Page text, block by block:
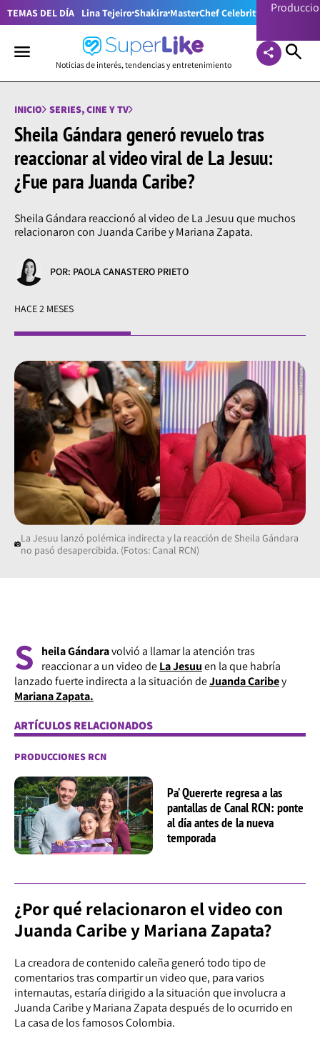
TEMAS DEL DÍA Lina TejeiroShakira MasterChef Celebrity Colombia
Noticias de interés, tendencias y entretenimiento
INICIO SERIES, CINE Y TV
Sheila Gándara generó revuelo tras
reaccionar al video viral de La Jesuu:
¿Fue para Juanda Caribe?
Sheila Gándara reaccionó al video de La Jesuu que muchos
relacionaron con Juanda Caribe y Mariana Zapata.
POR: PAOLA CANASTERO PRIETO
HACE 2 MESES
La Jesuu lanzó polémica indirecta y la reacción de Sheila Gándara
no pasó desapercibida. (Fotos: Canal RCN)
S heila Gándaravolvió a llamar la atención tras
reaccionar a un video deLa Jesuuen la que habría
lanzado fuerte indirecta a la situación deJuanda Caribey
Mariana Zapata.
ARTÍCULOS RELACIONADOS
PRODUCCIONES RCN
Pa’ Quererte regresa a las
pantallas de Canal RCN: ponte
al día antes de la nueva
temporada
¿Por qué relacionaron el video con
Juanda Caribe y Mariana Zapata?
La creadora de contenido caleña generó todo tipo de
comentarios tras compartir un video que, para varios
internautas, estaría dirigido a la situación que involucra a
Juanda Caribe y Mariana Zapata después de lo ocurrido en
La casa de los famosos Colombia.